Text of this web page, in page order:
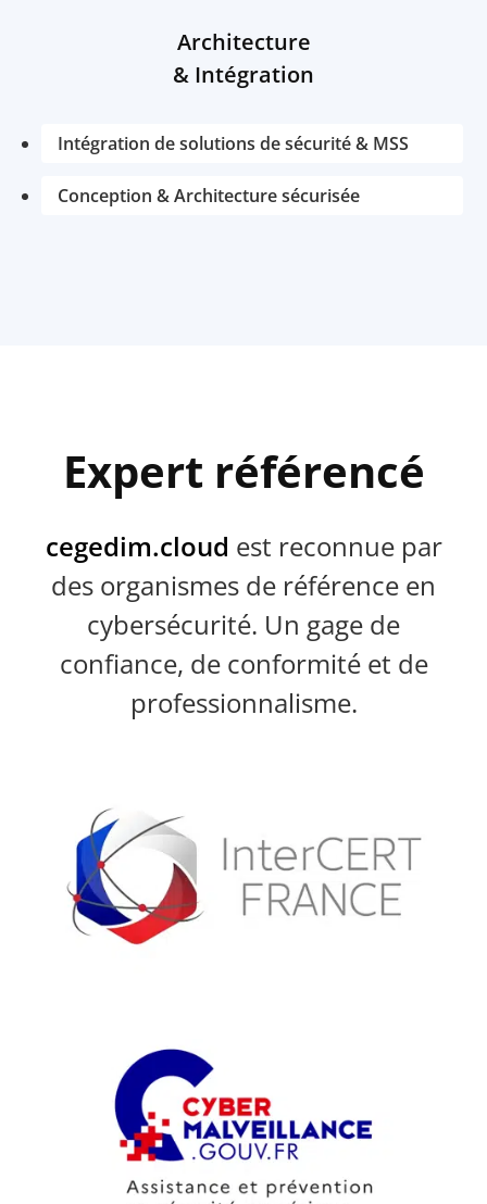
Architecture
& Intégration
Intégration de solutions de sécurité & MSS
Conception & Architecture sécurisée
Expert référencé
cegedim.cloud est reconnue par
des organismes de référence en
cybersécurité. Un gage de
confiance, de conformité et de
professionnalisme.